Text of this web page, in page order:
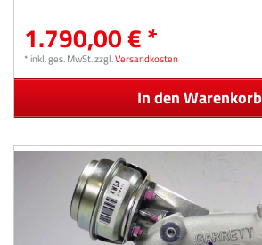
1.790,00 € *
*inkl. ges. MwSt.zzgl.Versandkosten
In den Warenkorb